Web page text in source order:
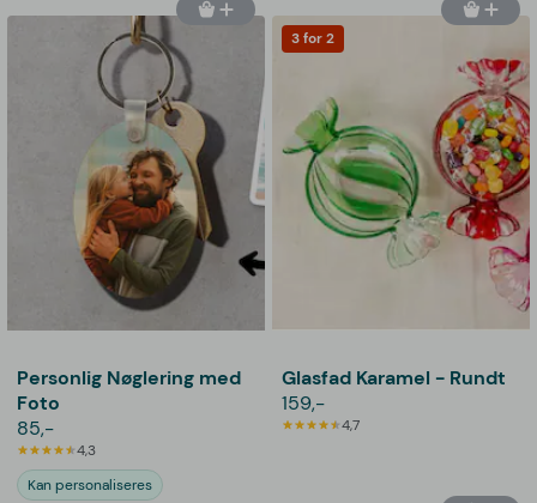
Personlig Nøglering med
Foto
85,-
4,3
Kan personaliseres
3 for 2
Glasfad Karamel - Rundt
159,-
4,7